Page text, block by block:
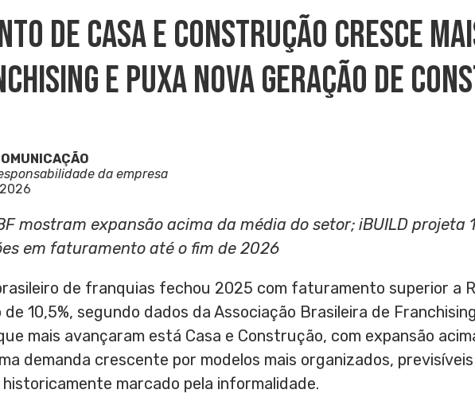
De Casa E Construção Cresce
E Puxa Nova Geração De
da empresa
mostram expansão acima da média do setor; iBUILD projeta
em faturamento até o fim de 2026
de franquias fechou 2025 com faturamento superior a
10,5%, segundo dados da Associação Brasileira de
mais avançaram está Casa e Construção, com expansão
demanda crescente por modelos mais organizados,
marcado pela informalidade.